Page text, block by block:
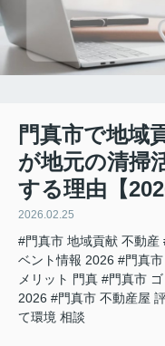
門真市で地域
が地元の清掃
する理由【
2026.02.25
#門真市 地域貢献 不動産
ベント情報 2026 #門真
メリット 門真 #門真市
2026 #門真市 不動産屋
て環境 相談